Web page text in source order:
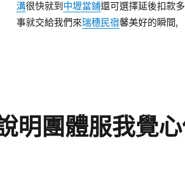
溝很快就到 中壢當鋪還可選擇延後扣款
事就交給我們來瑞穗民宿馨美好的瞬間,
明團體服我覺